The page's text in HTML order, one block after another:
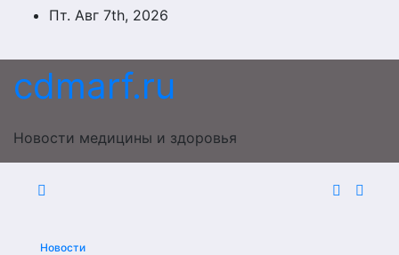
ПерейтиПт. Авг 7th, 2026
cdmarf.ru
Новости медицины и здоровья
Новости